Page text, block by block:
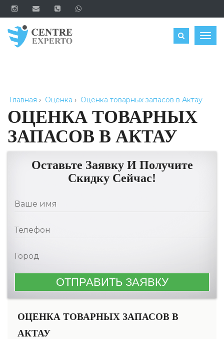
ЗАКАЗАТЬ
Главная › Оценка › Оценка товарных запасов в Актау
ОЦЕНКА ТОВАРНЫХ
ЗАПАСОВ В АКТАУ
Оставьте Заявку И Получите
Скидку Сейчас!
ОЦЕНКА ТОВАРНЫХ ЗАПАСОВ В
АКТАУ